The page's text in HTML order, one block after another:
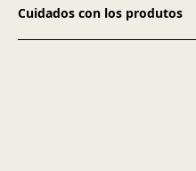
Cuidados con los produtos